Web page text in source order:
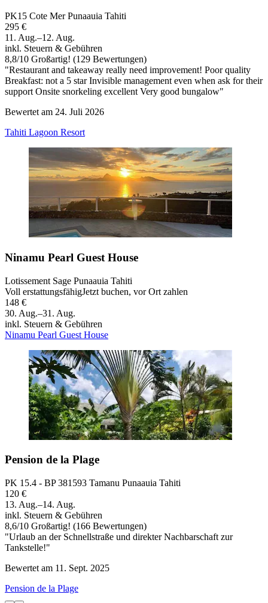
PK15 Cote Mer Punaauia Tahiti
295 €
11. Aug.–12. Aug.
inkl. Steuern & Gebühren
8,8/10 Großartig! (129 Bewertungen)
"Restaurant and takeaway really need improvement! Poor quality
Breakfast: not a 5 star Invisible management even when ask for their
support Onsite snorkeling excellent Very good bungalow"
Bewertet am 24. Juli 2026
Tahiti Lagoon Resort
Ninamu Pearl Guest House
Lotissement Sage Punaauia Tahiti
Voll erstattungsfähigJetzt buchen, vor Ort zahlen
148 €
30. Aug.–31. Aug.
inkl. Steuern & Gebühren
Ninamu Pearl Guest House
Pension de la Plage
PK 15.4 - BP 381593 Tamanu Punaauia Tahiti
120 €
13. Aug.–14. Aug.
inkl. Steuern & Gebühren
8,6/10 Großartig! (166 Bewertungen)
"Urlaub an der Schnellstraße und direkter Nachbarschaft zur
Tankstelle!"
Bewertet am 11. Sept. 2025
Pension de la Plage